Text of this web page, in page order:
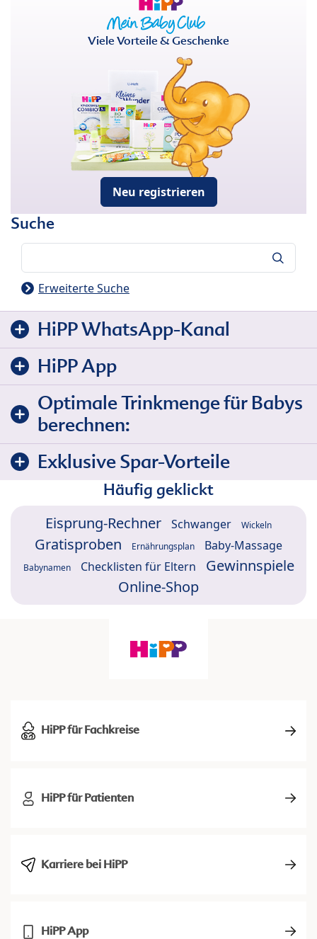
Viele Vorteile & Geschenke
Neu registrieren
Suche
Erweiterte Suche
HiPP WhatsApp-Kanal
HiPP App
Optimale Trinkmenge für Babys
berechnen:
Exklusive Spar-Vorteile
Häufig geklickt
Eisprung-Rechner Schwanger Wickeln
Gratisproben Ernährungsplan Baby-Massage
Babynamen Checklisten für Eltern
Gewinnspiele
Online-Shop
HiPP für Fachkreise
HiPP für Patienten
Karriere bei HiPP
HiPP App